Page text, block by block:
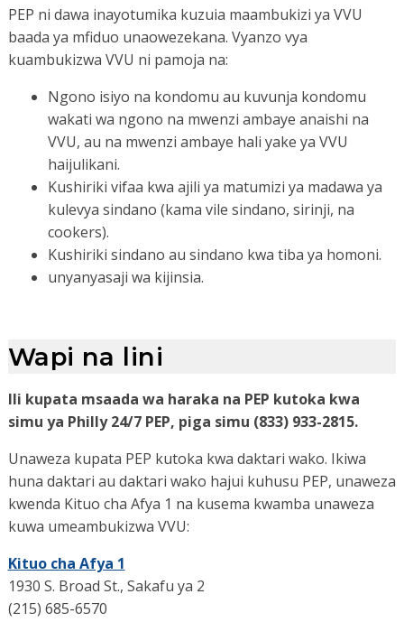
PEP ni dawa inayotumika kuzuia maambukizi ya VVU
baada ya mfiduo unaowezekana. Vyanzo vya
kuambukizwa VVU ni pamoja na:
Ngono isiyo na kondomu au kuvunja kondomu
wakati wa ngono na mwenzi ambaye anaishi na
VVU, au na mwenzi ambaye hali yake ya VVU
haijulikani.
Kushiriki vifaa kwa ajili ya matumizi ya madawa ya
kulevya sindano (kama vile sindano, sirinji, na
cookers).
Kushiriki sindano au sindano kwa tiba ya homoni.
unyanyasaji wa kijinsia.
Wapi na lini
Ili kupata msaada wa haraka na PEP kutoka kwa
simu ya Philly 24/7 PEP, piga simu (833) 933-2815.
Unaweza kupata PEP kutoka kwa daktari wako. Ikiwa
huna daktari au daktari wako hajui kuhusu PEP, unaweza
kwenda Kituo cha Afya 1 na kusema kwamba unaweza
kuwa umeambukizwa VVU:
Kituo cha Afya 1
1930 S. Broad St., Sakafu ya 2
(215) 685-6570